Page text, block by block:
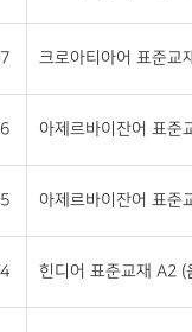
크로아티아어 표준교
아제르바이잔어 표
아제르바이잔어 표
힌디어 표준교재 A2 (